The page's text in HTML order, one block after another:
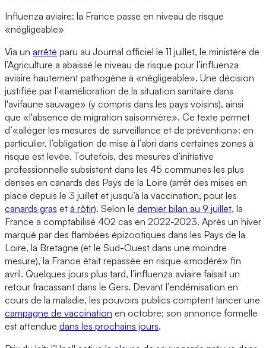
Influenza aviaire: la France passe en niveau de risque
«négligeable»
Via un arrêté paru au Journal officiel le 11 juillet, le ministère de
l’Agriculture a abaissé le niveau de risque pour l’influenza
aviaire hautement pathogène à «négligeable». Une décision
justifiée par l’«amélioration de la situation sanitaire dans
l'avifaune sauvage» (y compris dans les pays voisins), ainsi
que «l'absence de migration saisonnière». Ce texte permet
d’«alléger les mesures de surveillance et de prévention»: en
particulier, l’obligation de mise à l’abri dans certaines zones à
risque est levée. Toutefois, des mesures d’initiative
professionnelle subsistent dans les 45 communes les plus
denses en canards des Pays de la Loire (arrêt des mises en
place depuis le 3 juillet et jusqu’à la vaccination, pour les
canards gras et à rôtir). Selon le dernier bilan au 9 juillet, la
France a comptabilisé 402 cas en 2022-2023. Après un hiver
marqué par des flambées épizootiques dans les Pays de la
Loire, la Bretagne (et le Sud-Ouest dans une moindre
mesure), la France était repassée en risque «modéré» fin
avril. Quelques jours plus tard, l’influenza aviaire faisait un
retour fracassant dans le Gers. Devant l’endémisation en
cours de la maladie, les pouvoirs publics comptent lancer une
campagne de vaccination en octobre; son annonce formelle
est attendue dans les prochains jours.